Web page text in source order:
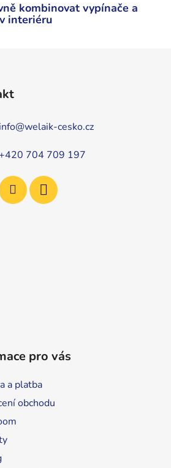
kombinovat vypínače a
interiéru
info@welaik-cesko.cz
704 709 197
pro vás
a platba
obchodu